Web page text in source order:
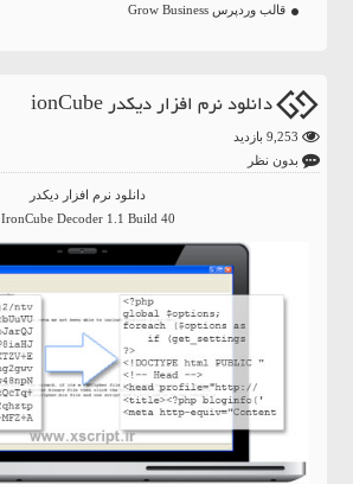
قالب وردپرس Grow Business
دانلود نرم افزار دیکدر ionCube
بدون نظر
دانلود نرم افزار دیکدر
IronCube Decoder 1.1 Build 40